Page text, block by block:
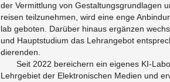
der Ver­mitt­lung von Ge­stal­tungs­grund­la­gen
rei­sen teil­zu­neh­men, wird eine enge
lab ge­bo­ten. Dar­über hin­aus er­gän­zen
und Haupt­stu­di­um das Lehr­an­ge­bot
die­ren­den.
Seit 2022 be­rei­chern ein ei­ge­nes KI-
Lehr­ge­biet der Elek­tro­ni­schen Me­di­en und